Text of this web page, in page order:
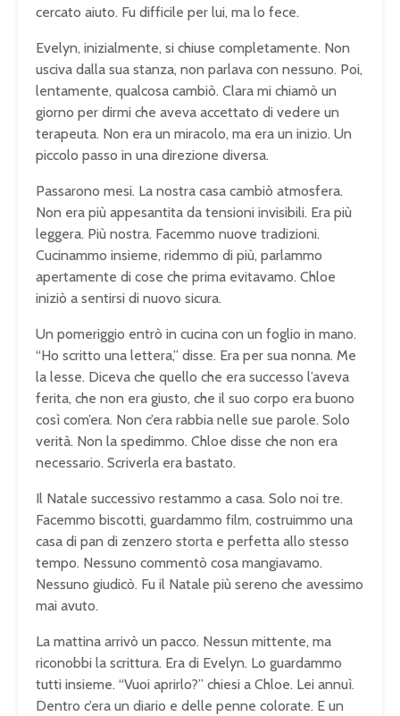
cercato aiuto. Fu difficile per lui, ma lo fece.
Evelyn, inizialmente, si chiuse completamente. Non
usciva dalla sua stanza, non parlava con nessuno. Poi,
lentamente, qualcosa cambiò. Clara mi chiamò un
giorno per dirmi che aveva accettato di vedere un
terapeuta. Non era un miracolo, ma era un inizio. Un
piccolo passo in una direzione diversa.
Passarono mesi. La nostra casa cambiò atmosfera.
Non era più appesantita da tensioni invisibili. Era più
leggera. Più nostra. Facemmo nuove tradizioni.
Cucinammo insieme, ridemmo di più, parlammo
apertamente di cose che prima evitavamo. Chloe
iniziò a sentirsi di nuovo sicura.
Un pomeriggio entrò in cucina con un foglio in mano.
“Ho scritto una lettera,” disse. Era per sua nonna. Me
la lesse. Diceva che quello che era successo l’aveva
ferita, che non era giusto, che il suo corpo era buono
così com’era. Non c’era rabbia nelle sue parole. Solo
verità. Non la spedimmo. Chloe disse che non era
necessario. Scriverla era bastato.
Il Natale successivo restammo a casa. Solo noi tre.
Facemmo biscotti, guardammo film, costruimmo una
casa di pan di zenzero storta e perfetta allo stesso
tempo. Nessuno commentò cosa mangiavamo.
Nessuno giudicò. Fu il Natale più sereno che avessimo
mai avuto.
La mattina arrivò un pacco. Nessun mittente, ma
riconobbi la scrittura. Era di Evelyn. Lo guardammo
tutti insieme. “Vuoi aprirlo?” chiesi a Chloe. Lei annuì.
Dentro c’era un diario e delle penne colorate. E un